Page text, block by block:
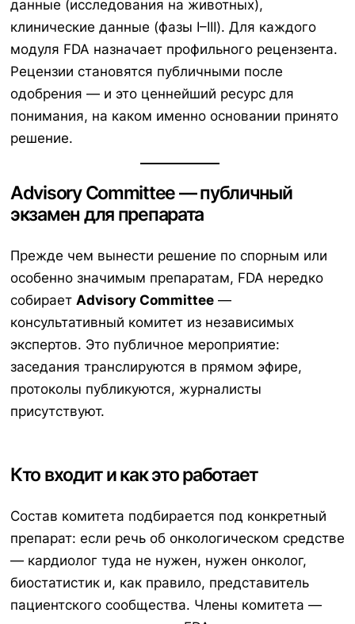
данные (исследования на животных),
клинические данные (фазы I–III). Для каждого
модуля FDA назначает профильного рецензента.
Рецензии становятся публичными после
одобрения — и это ценнейший ресурс для
понимания, на каком именно основании принято
решение.
Advisory Committee — публичный
экзамен для препарата
Прежде чем вынести решение по спорным или
особенно значимым препаратам, FDA нередко
собирает Advisory Committee —
консультативный комитет из независимых
экспертов. Это публичное мероприятие:
заседания транслируются в прямом эфире,
протоколы публикуются, журналисты
присутствуют.
Кто входит и как это работает
Состав комитета подбирается под конкретный
препарат: если речь об онкологическом средстве
— кардиолог туда не нужен, нужен онколог,
биостатистик и, как правило, представитель
пациентского сообщества. Члены комитета —